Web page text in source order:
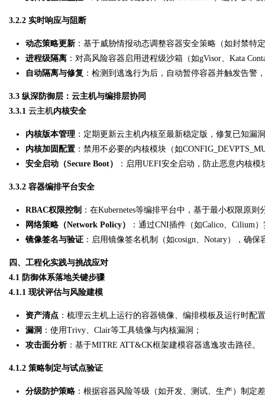
3.2.2 实时响应与阻断
动态策略更新 ：基于威胁情报动态调整容器安全策略（如封禁特
进程级隔离 ：对高风险容器启用进程级沙箱（如gVisor、Kata
自动隔离与修复 ：检测到逃逸行为后，自动暂停容器并触发告警
3.3 纵深防御层：云主机与编排层协同
3.3.1 云主机内核安全
内核版本管理 ：定期更新云主机内核至最新稳定版，修复已知漏
内核加固配置 ：禁用不必要的内核模块（如
安全启动（Secure Boot）
：启用UEFI安全启动，防止恶意内核模
3.3.2 容器编排平台安全
RBAC权限控制 ：在Kubernetes等编排平台中，基于最小权限原
网络策略（Network Policy）
：通过CNI插件（如Calico、Cilium
镜像签名与验证 ：启用镜像签名机制（如cosign、Notary），确
四、工程化实践与挑战应对
4.1 防御体系落地关键步骤
4.1.1 现状评估与风险建模
资产清点 ：梳理云主机上运行的容器镜像、编排模板及运行时配
漏洞 ：使用Trivy、Clair等工具镜像与内核漏洞；
攻击面分析：基于MITRE ATT&CK框架建模容器逃逸攻击路径。
4.1.2 策略制定与试点验证
分级防护策略 ：根据容器风险等级（如开发、测试、生产）制定